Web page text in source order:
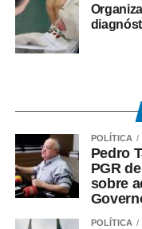
COMENTE ABAIXO:
POLÍTICA
Pedro
PGR
sobre
POLÍTICA